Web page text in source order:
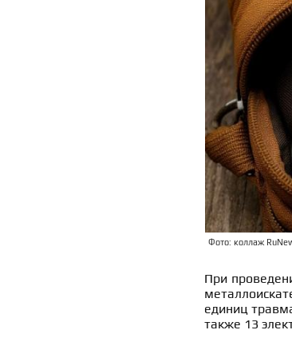
Фото: коллаж
При
единиц
также 13